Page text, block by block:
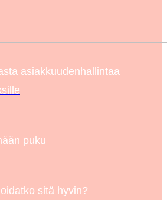
asiakkuudenhallintaa
puku
sitä hyvin?